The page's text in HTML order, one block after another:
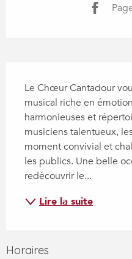
Le Chœur Cantadour
musical riche en
harmonieuses et
musiciens talentueux,
moment convivial et
les publics. Une belle
redécouvrir le...
Lire la suite
Horaires